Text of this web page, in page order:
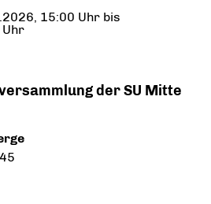
15:00 Uhr bis
der SU Mitte